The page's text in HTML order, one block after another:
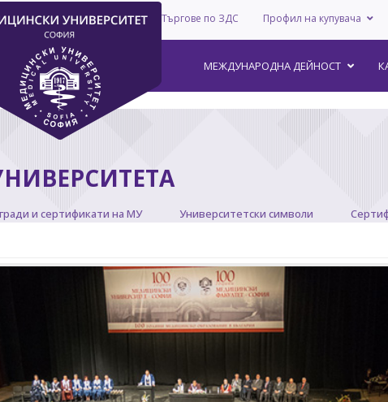
Профил на купувача
Търгове по ЗДС
МЕЖДУНАРОДНА ДЕЙНОСТ
и сертификати на МУ Университетски символи